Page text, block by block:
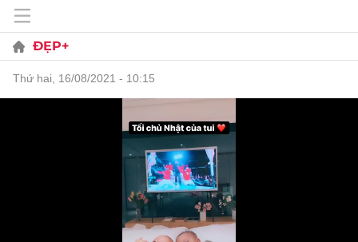
ĐẸP+
thứ hai, 16/08/2021 - 10:15